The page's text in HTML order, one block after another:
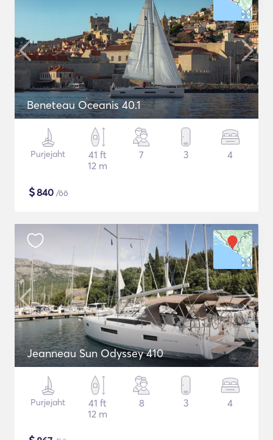
Beneteau Oceanis 40.1
Purjejaht
41 ft
12 m
7 3 4
$840 /öö
Jeanneau Sun Odyssey 410
Purjejaht
41 ft
12 m
8 3 4